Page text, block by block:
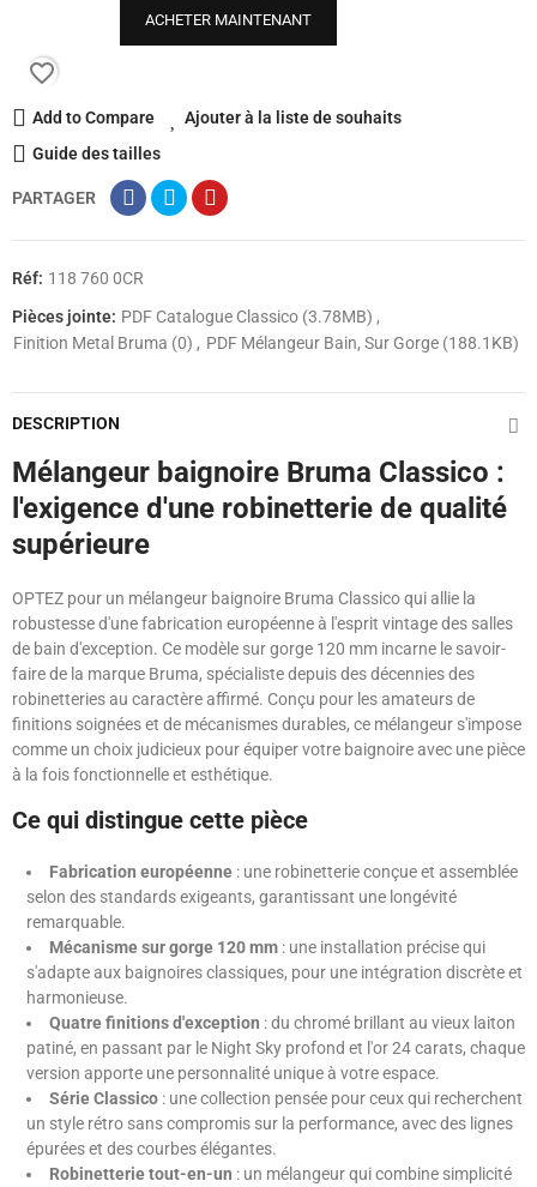
ACHETER MAINTENANT
favorite_border
Add to Compare
Ajouter à la liste de souhaits
Guide des tailles
PARTAGER
Réf: 118 760 0CR
Pièces jointe: PDF Catalogue Classico (3.78MB)
Finition Metal Bruma (0)
PDF Mélangeur Bain, Sur Gorge (188.1KB)
DESCRIPTION
Mélangeur baignoire Bruma Classico :
l'exigence d'une robinetterie de qualité
supérieure
OPTEZ pour un mélangeur baignoire Bruma Classico qui allie la
robustesse d'une fabrication européenne à l'esprit vintage des salles
de bain d'exception. Ce modèle sur gorge 120 mm incarne le savoir-
faire de la marque Bruma, spécialiste depuis des décennies des
robinetteries au caractère affirmé. Conçu pour les amateurs de
finitions soignées et de mécanismes durables, ce mélangeur s'impose
comme un choix judicieux pour équiper votre baignoire avec une pièce
à la fois fonctionnelle et esthétique.
Ce qui distingue cette pièce
Fabrication européenne : une robinetterie conçue et assemblée
selon des standards exigeants, garantissant une longévité
remarquable.
Mécanisme sur gorge 120 mm : une installation précise qui
s'adapte aux baignoires classiques, pour une intégration discrète et
harmonieuse.
Quatre finitions d'exception : du chromé brillant au vieux laiton
patiné, en passant par le Night Sky profond et l'or 24 carats, chaque
version apporte une personnalité unique à votre espace.
Série Classico : une collection pensée pour ceux qui recherchent
un style rétro sans compromis sur la performance, avec des lignes
épurées et des courbes élégantes.
Robinetterie tout-en-un : un mélangeur qui combine simplicité